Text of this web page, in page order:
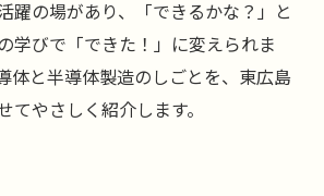
躍の場があり、「できるかな？」と
学びで「できた！」に変えられま
体と半導体製造のしごとを、東広島
てやさしく紹介します。